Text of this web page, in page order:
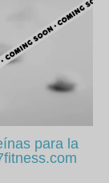
para la